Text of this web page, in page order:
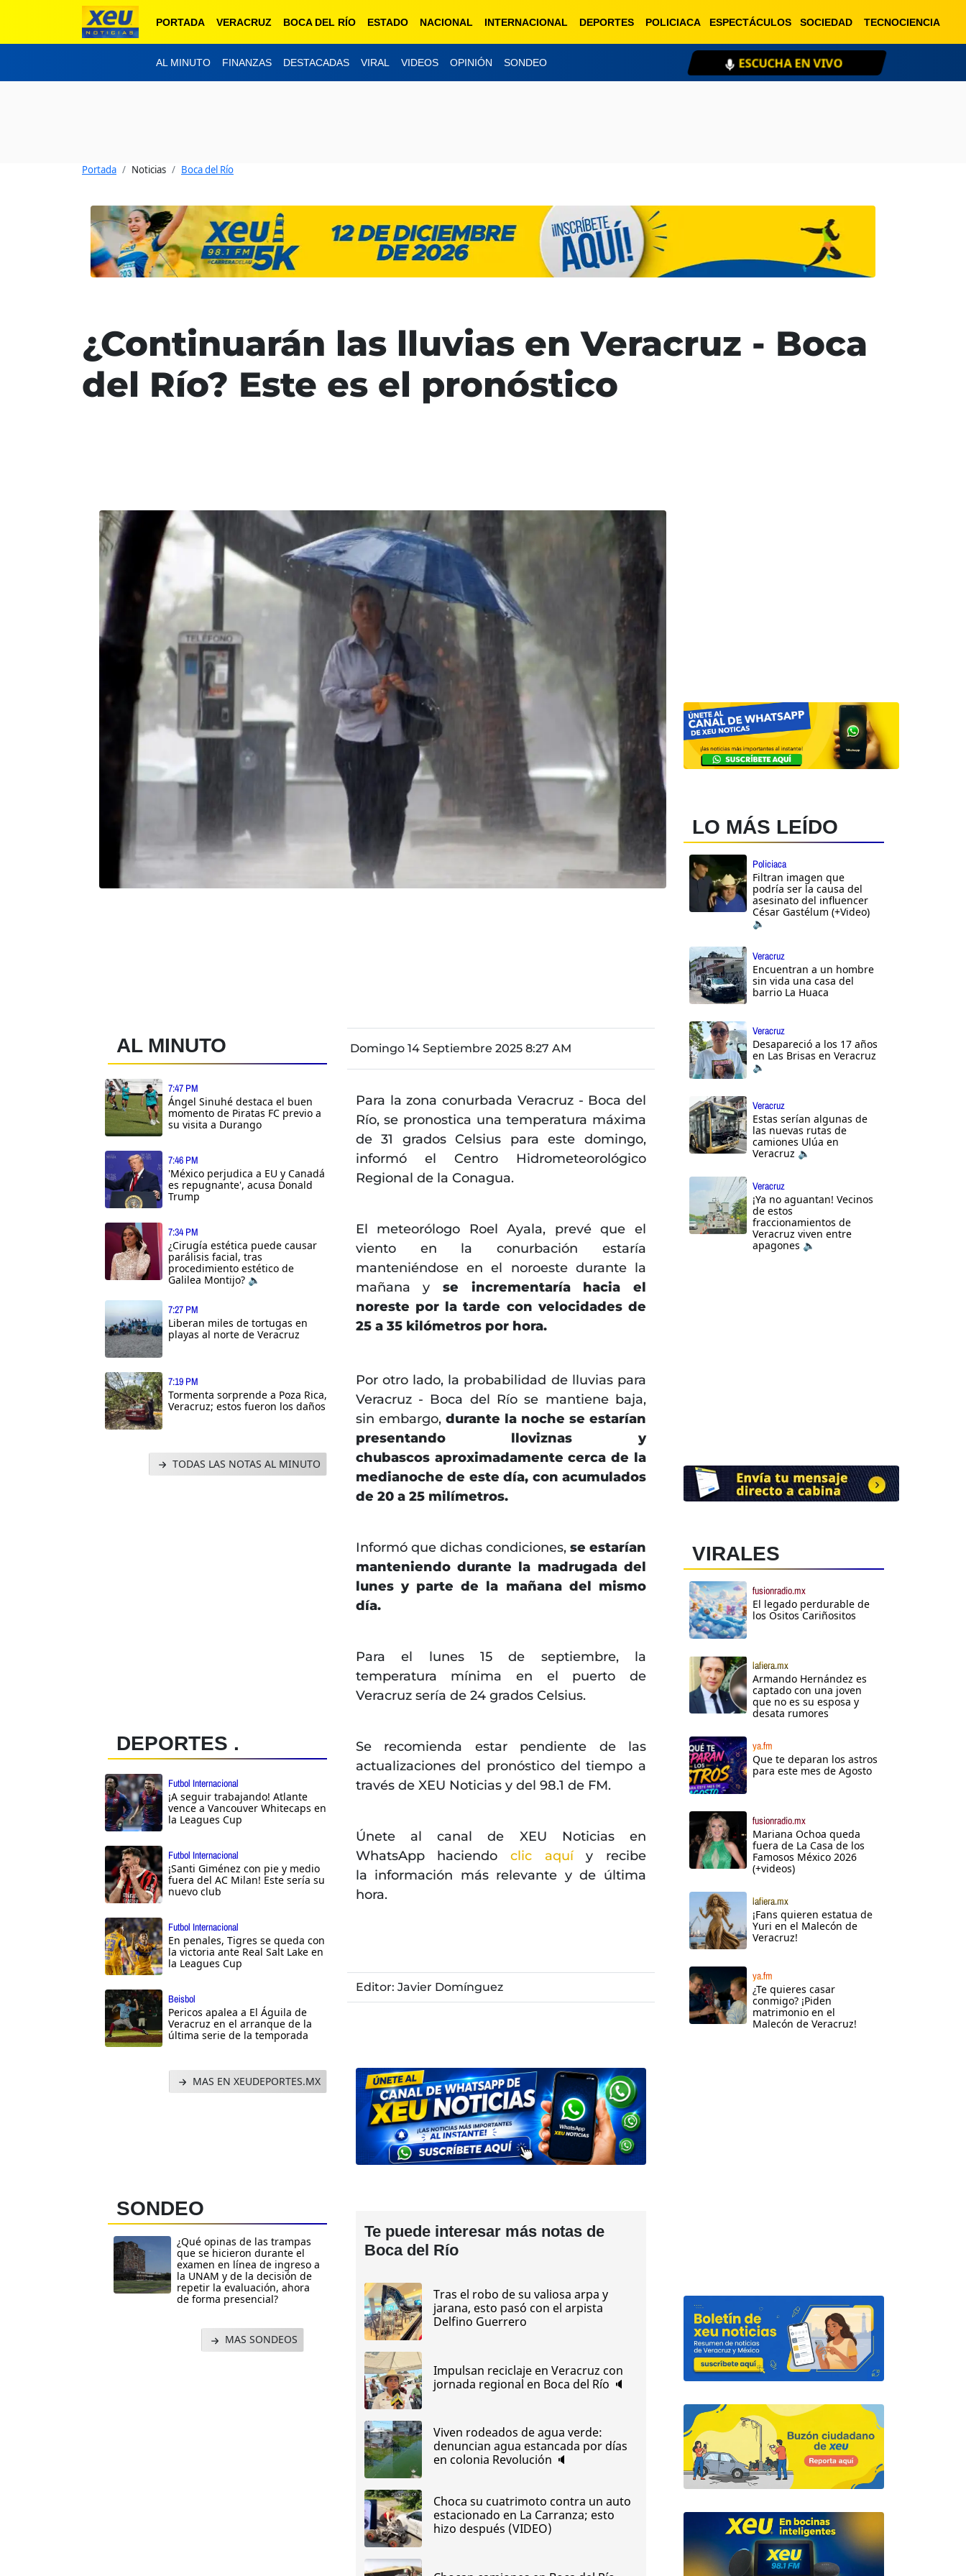
PORTADA VERACRUZ BOCA DEL RÍO ESTADO NACIONAL INTERNACIONAL DEPORTES POLICIACA ESPECTÁCULOS SOCIEDAD TECNOCIENCIA
AL MINUTO FINANZAS DESTACADAS VIRAL VIDEOS OPINIÓN SONDEO ESCUCHA EN VIVO
Portada Noticias Boca del Río
¿Continuarán las lluvias en Veracruz - Boca
del Río? Este es el pronóstico
AL MINUTO
7:47 PM
Ángel Sinuhé destaca el buen
momento de Piratas FC previo a
su visita a Durango
7:46 PM
'México perjudica a EU y Canadá
es repugnante', acusa Donald
Trump
7:34 PM
¿Cirugía estética puede causar
parálisis facial, tras
procedimiento estético de
Galilea Montijo? 🔈
7:27 PM
Liberan miles de tortugas en
playas al norte de Veracruz
7:19 PM
Tormenta sorprende a Poza Rica,
Veracruz; estos fueron los daños
TODAS LAS NOTAS AL MINUTO
DEPORTES .
Futbol Internacional
¡A seguir trabajando! Atlante
vence a Vancouver Whitecaps en
la Leagues Cup
Futbol Internacional
¡Santi Giménez con pie y medio
fuera del AC Milan! Este sería su
nuevo club
Futbol Internacional
En penales, Tigres se queda con
la victoria ante Real Salt Lake en
la Leagues Cup
Beisbol
Pericos apalea a El Águila de
Veracruz en el arranque de la
última serie de la temporada
MAS EN XEUDEPORTES.MX
SONDEO
¿Qué opinas de las trampas
que se hicieron durante el
examen en línea de ingreso a
la UNAM y de la decisión de
repetir la evaluación, ahora
de forma presencial?
MAS SONDEOS
Domingo 14 Septiembre 2025 8:27 AM
Para la zona conurbada Veracruz - Boca del
Río, se pronostica una temperatura máxima
de 31 grados Celsius para este domingo,
informó el Centro Hidrometeorológico
Regional de la Conagua.
El meteorólogo Roel Ayala, prevé que el
viento en la conurbación estaría
manteniéndose en el noroeste durante la
mañana yse incrementaría hacia el
noreste por la tarde con velocidades de
25 a 35 kilómetros por hora.
Por otro lado, la probabilidad de lluvias para
Veracruz - Boca del Río se mantiene baja,
sin embargo, durante la noche se estarían
presentando lloviznas y
chubascos aproximadamente cerca de la
medianoche de este día, con acumulados
de 20 a 25 milímetros.
Informó que dichas condiciones, se estarían
manteniendo durante la madrugada del
lunes y parte de la mañana del mismo
día.
Para el lunes 15 de septiembre, la
temperatura mínima en el puerto de
Veracruz sería de 24 grados Celsius.
Se recomienda estar pendiente de las
actualizaciones del pronóstico del tiempo a
través de XEU Noticias y del 98.1 de FM.
Únete al canal de XEU Noticias en
WhatsApp haciendoclic aquíy recibe
la información más relevante y de última
hora.
Editor: Javier Domínguez
Te puede interesar más notas de
Boca del Río
Tras el robo de su valiosa arpa y
jarana, esto pasó con el arpista
Delfino Guerrero
Impulsan reciclaje en Veracruz con
jornada regional en Boca del Río 🔈
Viven rodeados de agua verde:
denuncian agua estancada por días
en colonia Revolución 🔈
Choca su cuatrimoto contra un auto
estacionado en La Carranza; esto
hizo después (VIDEO)
LO MÁS LEÍDO
Policiaca
Filtran imagen que
podría ser la causa del
asesinato del influencer
César Gastélum (+Video)
🔈
Veracruz
Encuentran a un hombre
sin vida una casa del
barrio La Huaca
Veracruz
Desapareció a los 17 años
en Las Brisas en Veracruz
🔈
Veracruz
Estas serían algunas de
las nuevas rutas de
camiones Ulúa en
Veracruz 🔈
Veracruz
¡Ya no aguantan! Vecinos
de estos
fraccionamientos de
Veracruz viven entre
apagones 🔈
VIRALES
fusionradio.mx
El legado perdurable de
los Ositos Cariñositos
lafiera.mx
Armando Hernández es
captado con una joven
que no es su esposa y
desata rumores
ya.fm
Que te deparan los astros
para este mes de Agosto
fusionradio.mx
Mariana Ochoa queda
fuera de La Casa de los
Famosos México 2026
(+videos)
lafiera.mx
¡Fans quieren estatua de
Yuri en el Malecón de
Veracruz!
ya.fm
¿Te quieres casar
conmigo? ¡Piden
matrimonio en el
Malecón de Veracruz!